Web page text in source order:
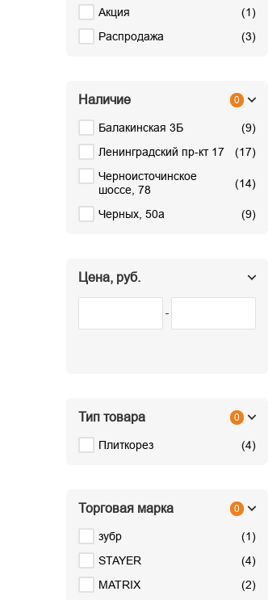
Акция (1)
Распродажа
(3)
Наличие 0
Балакинская 3Б (9)
Ленинградский пр-кт 17
(17)
Черноисточинское
шоссе, 78
(14)
Черных, 50а (9)
Цена, руб.
Тип товара 0
Плиткорез (4)
Торговая марка 0
зубр (1)
STAYER
(4)
MATRIX
(2)